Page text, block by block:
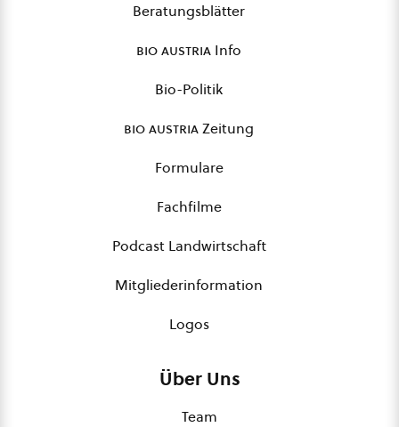
Beratungsblätter
bio austria Info
Bio-Politik
bio austriaZeitung
Formulare
Fachfilme
Podcast Landwirtschaft
Mitgliederinformation
Logos
Über Uns
Team